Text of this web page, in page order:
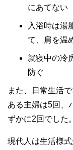
にあてない
入浴時は湯
て、肩を温
就寝中の冷
防ぐ
また、日常生活
ある主婦は5回、
ずかに2回でした。
現代人は生活様